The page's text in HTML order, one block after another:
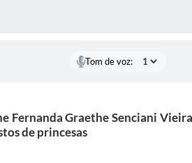
Tom de voz:
Graethe Senciani
de princesas